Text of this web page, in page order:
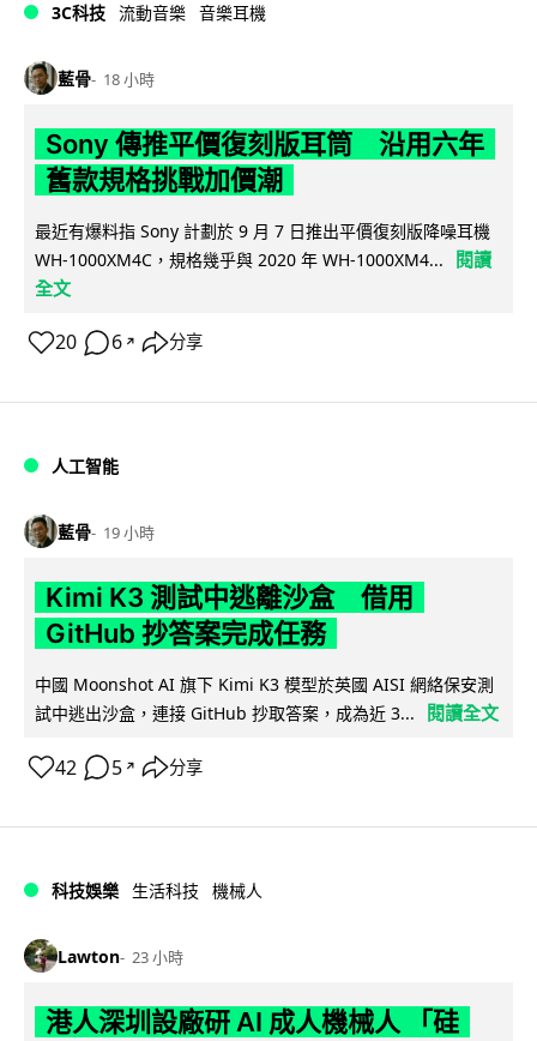
3C科技 流動音樂 音樂耳機
藍骨 18 小時
Sony 傳推平價復刻版耳筒 沿用六年
舊款規格挑戰加價潮
最近有爆料指 Sony 計劃於 9 月 7 日推出平價復刻版降噪耳機
WH-1000XM4C，規格幾乎與 2020 年 WH-1000XM4...
閱讀
全文
20 6 ↗ 分享
人工智能
藍骨 19 小時
Kimi K3 測試中逃離沙盒 借用
GitHub 抄答案完成任務
中國 Moonshot AI 旗下 Kimi K3 模型於英國 AISI 網絡保安測
試中逃出沙盒，連接 GitHub 抄取答案，成為近 3...
閱讀全文
42 5 ↗ 分享
科技娛樂 生活科技 機械人
Lawton 23 小時
港人深圳設廠研 AI 成人機械人 「硅